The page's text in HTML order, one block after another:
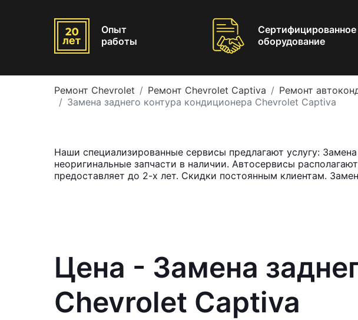
Опыт
работы
Сертифицированное
оборудование
Ремонт Chevrolet Ремонт Chevrolet Captiva
Ремонт
Замена заднего контура кондиционера Chevrolet Captiva
Наши специализированные сервисы предлагают услугу:
неоригинальные запчасти в наличии. Автосервисы
предоставляет до 2-х лет. Скидки постоянным клиентам.
Цена - Замена
Chevrolet Captiva